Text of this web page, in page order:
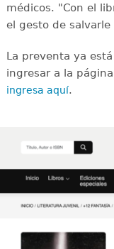
médicos. "Con el
el gesto de
La preventa ya
ingresar a la
ingresa aquí.